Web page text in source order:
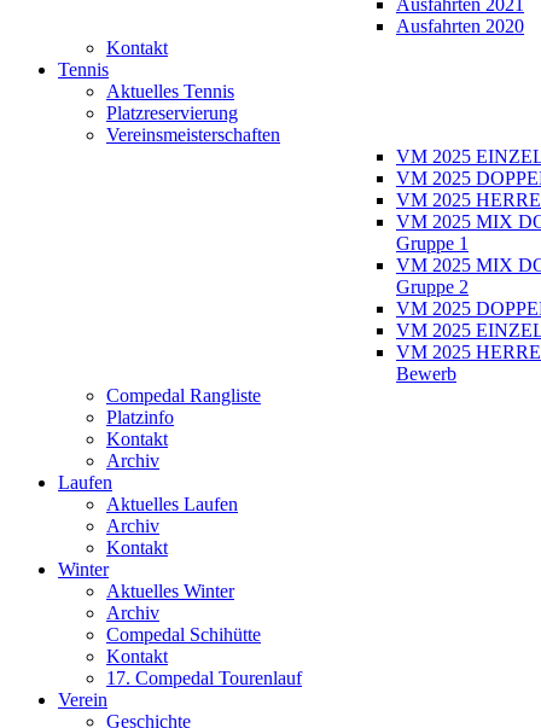
Ausfahrten 2021
Ausfahrten 2020
Kontakt
Tennis
Aktuelles Tennis
Platzreservierung
Vereinsmeisterschaften
VM 2025
VM 2025
VM 2025
VM 2025 MIX
Gruppe 1
VM 2025 MIX
Gruppe 2
VM 2025
VM 2025
VM 2025
Bewerb
Compedal Rangliste
Platzinfo
Kontakt
Archiv
Laufen
Aktuelles Laufen
Archiv
Kontakt
Winter
Aktuelles Winter
Archiv
Compedal Schihütte
Kontakt
17. Compedal Tourenlauf
Verein
Geschichte